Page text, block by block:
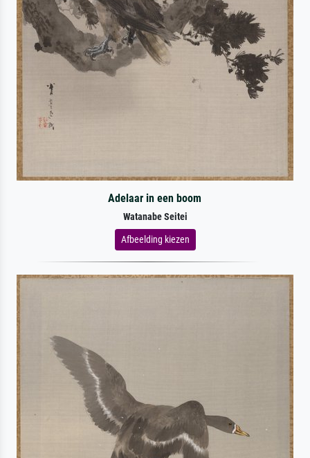
Adelaar in een boom
Watanabe Seitei
Afbeelding kiezen